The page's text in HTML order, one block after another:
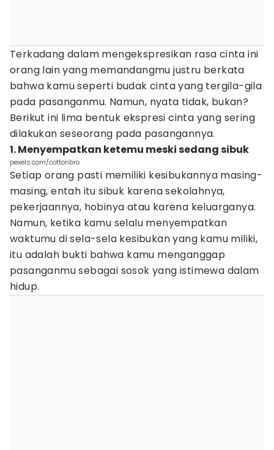
Terkadang dalam mengekspresikan rasa cinta ini
orang lain yang memandangmu justru berkata
bahwa kamu seperti budak cinta yang tergila-gila
pada pasanganmu. Namun, nyata tidak, bukan?
Berikut ini lima bentuk ekspresi cinta yang sering
dilakukan seseorang pada pasangannya.
1. Menyempatkan ketemu meski sedang sibuk
pexels.com/cottonbro
Setiap orang pasti memiliki kesibukannya masing-
masing, entah itu sibuk karena sekolahnya,
pekerjaannya, hobinya atau karena keluarganya.
Namun, ketika kamu selalu menyempatkan
waktumu di sela-sela kesibukan yang kamu miliki,
itu adalah bukti bahwa kamu menganggap
pasanganmu sebagai sosok yang istimewa dalam
hidup.